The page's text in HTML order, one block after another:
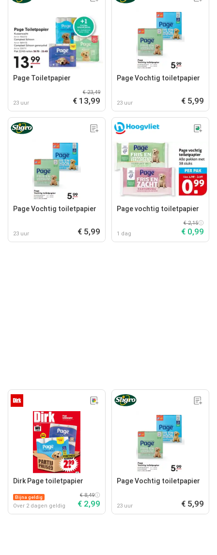
Page Toiletpapier
23 uur
€ 23,49
€ 13,99
Page Vochtig toiletpapier
23 uur € 5,99
Page Vochtig toiletpapier
23 uur € 5,99
Page vochtig toiletpapier
1 dag
€ 2,15
€ 0,99
Dirk Page toiletpapier
Bijna geldig
Over 2 dagen geldig
€ 8,49
€ 2,99
Page Vochtig toiletpapier
23 uur € 5,99